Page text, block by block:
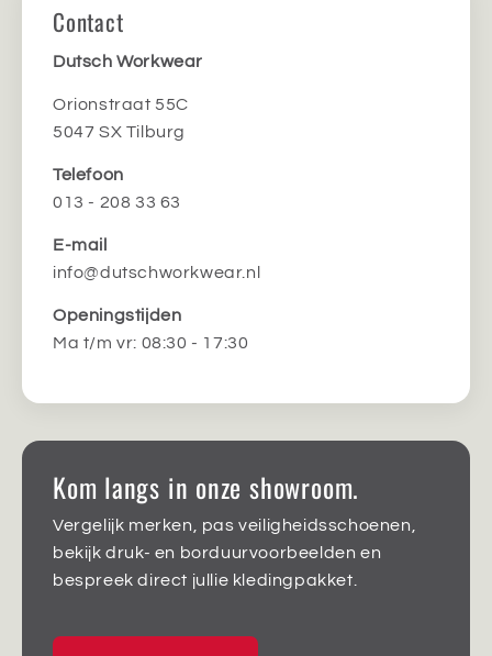
Contact
Dutsch Workwear
Orionstraat 55C
5047 SX Tilburg
Telefoon
013 - 208 33 63
E-mail
info@dutschworkwear.nl
Openingstijden
Ma t/m vr: 08:30 - 17:30
Kom langs in onze showroom.
Vergelijk merken, pas veiligheidsschoenen,
bekijk druk- en borduurvoorbeelden en
bespreek direct jullie kledingpakket.